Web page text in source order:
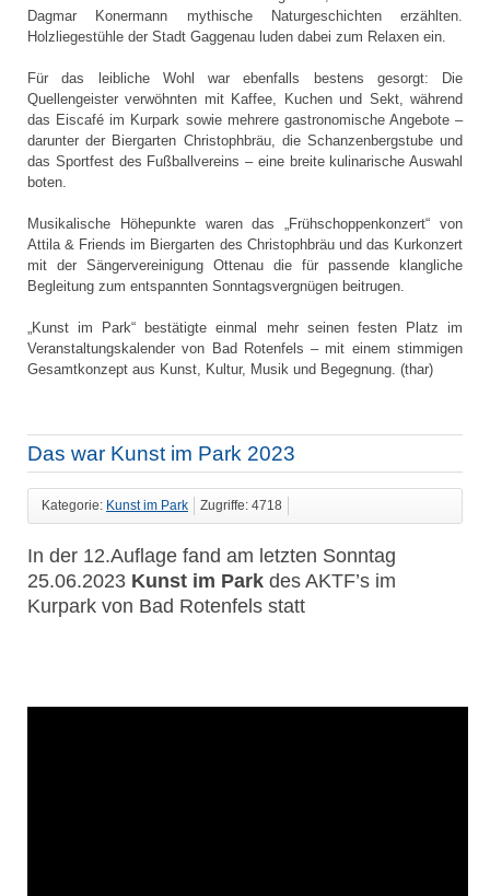
Dagmar Konermann mythische Naturgeschichten erzählten.
Holzliegestühle der Stadt Gaggenau luden dabei zum Relaxen ein.
Für das leibliche Wohl war ebenfalls bestens gesorgt: Die
Quellengeister verwöhnten mit Kaffee, Kuchen und Sekt, während
das Eiscafé im Kurpark sowie mehrere gastronomische Angebote –
darunter der Biergarten Christophbräu, die Schanzenbergstube und
das Sportfest des Fußballvereins – eine breite kulinarische Auswahl
boten.
Musikalische Höhepunkte waren das „Frühschoppenkonzert“ von
Attila & Friends im Biergarten des Christophbräu und das Kurkonzert
mit der Sängervereinigung Ottenau die für passende klangliche
Begleitung zum entspannten Sonntagsvergnügen beitrugen.
„Kunst im Park“ bestätigte einmal mehr seinen festen Platz im
Veranstaltungskalender von Bad Rotenfels – mit einem stimmigen
Gesamtkonzept aus Kunst, Kultur, Musik und Begegnung. (thar)
Das war Kunst im Park 2023
Kategorie: Kunst im Park Zugriffe: 4718
In der 12.Auflage fand am letzten Sonntag
25.06.2023 Kunst im Park des AKTF’s im
Kurpark von Bad Rotenfels statt